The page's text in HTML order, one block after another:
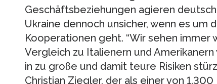
Geschäftsbeziehungen agieren
Ukraine dennoch unsicher, wenn es um
Kooperationen geht. “Wir sehen immer
Vergleich zu Italienern und
in zu große und damit teure Risiken
Christian Ziegler, der als einer von